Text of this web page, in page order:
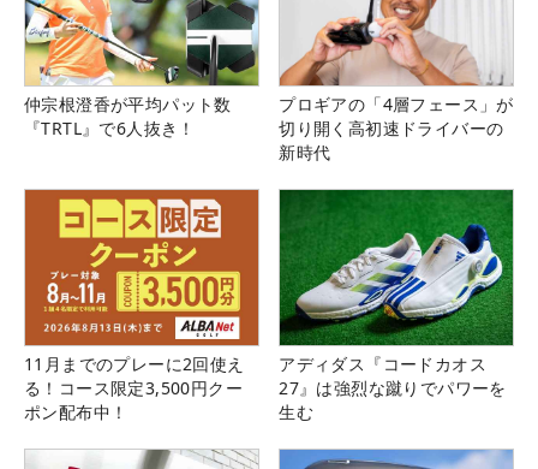
仲宗根澄香が平均パット数
『TRTL』で6人抜き！
プロギアの「4層フェース」が
切り開く高初速ドライバーの
新時代
11月までのプレーに2回使え
る！コース限定3,500円クー
ポン配布中！
アディダス『コードカオス
27』は強烈な蹴りでパワーを
生む